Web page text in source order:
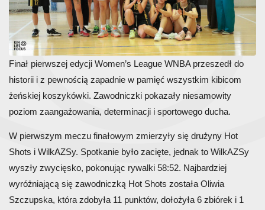
Finał pierwszej edycji Women’s League WNBA przeszedł do
historii i z pewnością zapadnie w pamięć wszystkim kibicom
żeńskiej koszykówki. Zawodniczki pokazały niesamowity
poziom zaangażowania, determinacji i sportowego ducha.
W pierwszym meczu finałowym zmierzyły się drużyny Hot
Shots i WilkAZSy. Spotkanie było zacięte, jednak to WilkAZSy
wyszły zwycięsko, pokonując rywalki 58:52. Najbardziej
wyróżniającą się zawodniczką Hot Shots została Oliwia
Szczupska, która zdobyła 11 punktów, dołożyła 6 zbiórek i 1